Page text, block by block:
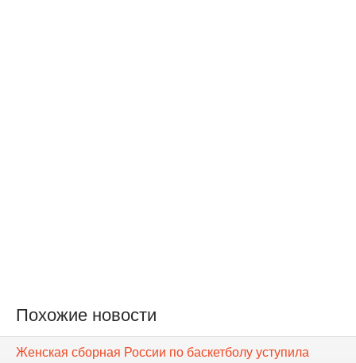
Похожие новости
Женская сборная России по баскетболу уступила